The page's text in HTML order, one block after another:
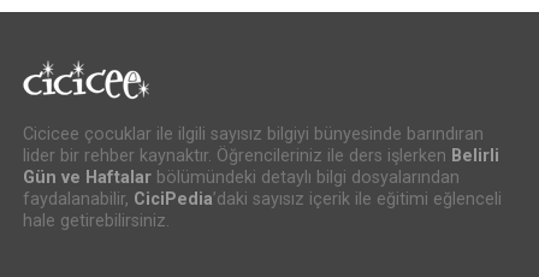
Cicicee çocuklar ile ilgili sayısız bilgiyi bünyesinde barındıran
lider bir rehber kaynaktır. Öğrencileriniz ile ders işlerken Belirli
Gün ve Haftalarbölümündeki detaylı bilgi dosyalarından
faydalanabilir, CiciPedia’daki sayısız içerik ile eğitimi eğlenceli
hale getirebilirsiniz.